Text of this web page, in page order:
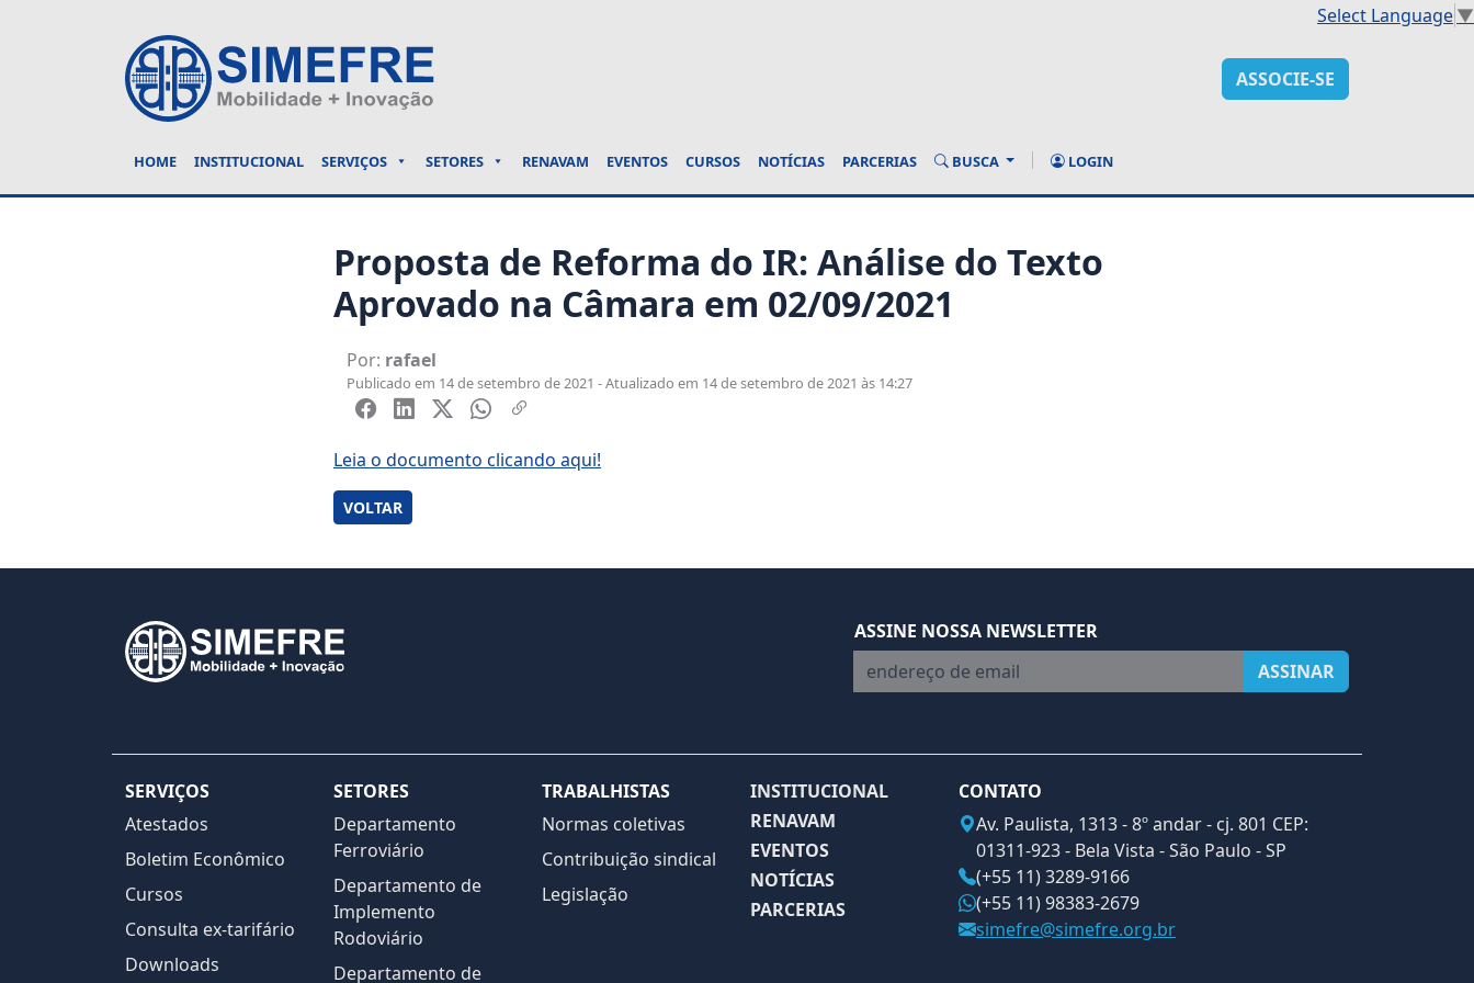
Select Language▼
ASSOCIE-SE
HOME INSTITUCIONAL SERVIÇOS SETORES RENAVAM EVENTOS CURSOS NOTÍCIAS PARCERIAS BUSCA LOGIN
Proposta de Reforma do IR: Análise do Texto
Aprovado na Câmara em 02/09/2021
Por: rafael
Publicado em 14 de setembro de 2021 - Atualizado em 14 de setembro de 2021 às 14:27
Leia o documento clicando aqui!
VOLTAR
ASSINE NOSSA NEWSLETTER
endereço de email
ASSINAR
SERVIÇOS
Atestados
Boletim Econômico
Cursos
Consulta ex-tarifário
Downloads
SETORES
Departamento
Ferroviário
Departamento de
Implemento
Rodoviário
Departamento de
TRABALHISTAS
Normas coletivas
Contribuição sindical
Legislação
INSTITUCIONAL
RENAVAM
EVENTOS
NOTÍCIAS
PARCERIAS
CONTATO
Av. Paulista, 1313 - 8º andar - cj. 801 CEP:
01311-923 - Bela Vista - São Paulo - SP
(+55 11) 3289-9166
(+55 11) 98383-2679
simefre@simefre.org.br